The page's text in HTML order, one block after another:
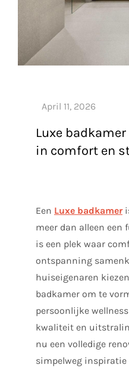
Luxe
in comfort en
Een Luxe badkamer
meer dan alleen een
is een plek waar
ontspanning
huiseigenaren
badkamer om te
persoonlijke
kwaliteit en
nu een volledige
simpelweg inspiratie